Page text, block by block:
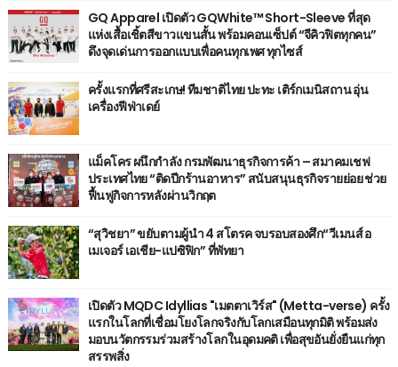
GQ Apparel เปิดตัว GQWhite™ Short-Sleeve ที่สุด
แห่งเสื้อเชิ้ตสีขาวแขนสั้น พร้อมคอนเซ็ปต์ “จีคิวฟิตทุกคน”
ดึงจุดเด่นการออกแบบเพื่อคนทุกเพศ ทุกไซส์
ครั้งแรกที่ศรีสะเกษ! ทีมชาติไทย ปะทะ เติร์กเมนิสถาน อุ่น
เครื่องฟีฟ่าเดย์
แม็คโคร ผนึกกำลัง กรมพัฒนาธุรกิจการค้า – สมาคมเชฟ
ประเทศไทย “ติดปีกร้านอาหาร” สนับสนุนธุรกิจรายย่อย ช่วย
ฟื้นฟูกิจการหลังผ่านวิกฤต
“สุวิชยา” ขยับตามผู้นำ 4 สโตรค จบรอบสองศึก“วีเมนส์ อ
เมเจอร์ เอเชีย-แปซิฟิก” ที่พัทยา
เปิดตัว MQDC Idyllias "เมตตาเวิร์ส" (Metta-verse) ครั้ง
แรกในโลกที่เชื่อมโยงโลกจริงกับโลกเสมือนทุกมิติ พร้อมส่ง
มอบนวัตกรรมร่วมสร้างโลกในอุดมคติ เพื่อสุขอันยั่งยืนแก่ทุก
สรรพสิ่ง